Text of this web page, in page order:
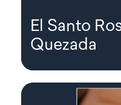
El Santo
Quezada